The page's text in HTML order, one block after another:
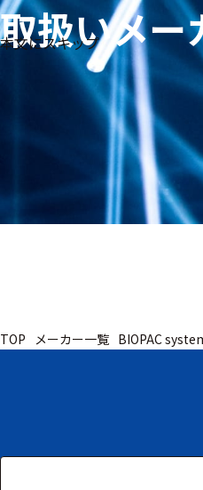
本文にスキップ
生体
信
号・
測定
メー
カー
療
用
研
究
用
物
リ・
取扱いメー
TOP メーカー一覧 BIOPAC